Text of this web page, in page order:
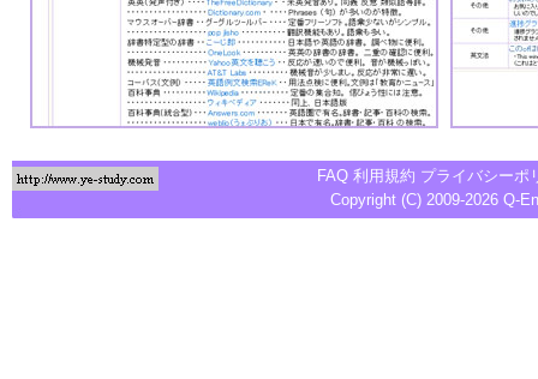
FAQ 利用規約 プライバシーポ
Copyright (C) 2009-2026 Q-